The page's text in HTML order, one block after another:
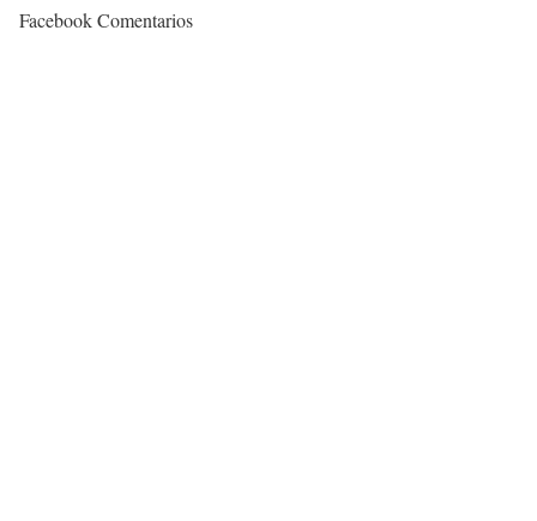
Facebook Comentarios